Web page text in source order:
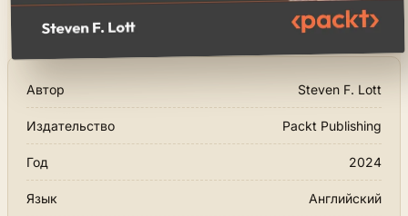
Автор Steven F. Lott
Издательство Packt Publishing
Год 2024
Язык Английский